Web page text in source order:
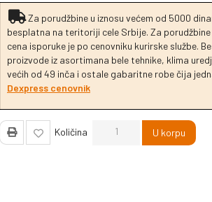
Za porudžbine u iznosu većem od 5000
besplatna na teritoriji cele Srbije. Za
cena isporuke je po cenovniku kurirske službe.
proizvode iz asortimana bele tehnike, klima
većih od 49 inča i ostale gabaritne robe čija
Dexpress cenovnik
Količina U korpu